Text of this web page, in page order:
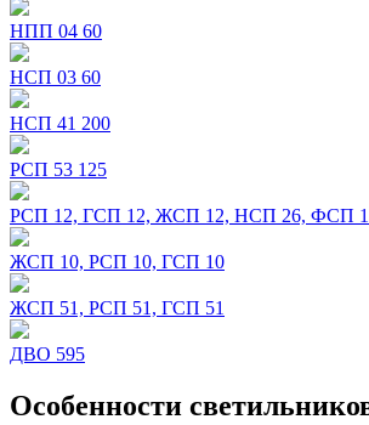
НПП 04 60
НСП 03 60
НСП 41 200
РСП 53 125
РСП 12, ГСП 12, ЖСП 12, НСП 26, ФСП
ЖСП 10, РСП 10, ГСП 10
ЖСП 51, РСП 51, ГСП 51
ДВО 595
Особенности